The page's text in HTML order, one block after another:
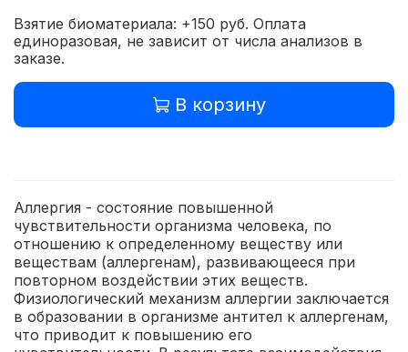
Взятие биоматериала: +150 руб. Оплата
единоразовая, не зависит от числа анализов в
заказе.
В корзину
Аллергия - состояние повышенной
чувствительности организма человека, по
отношению к определенному веществу или
веществам (аллергенам), развивающееся при
повторном воздействии этих веществ.
Физиологический механизм аллергии заключается
в образовании в организме антител к аллергенам,
что приводит к повышению его